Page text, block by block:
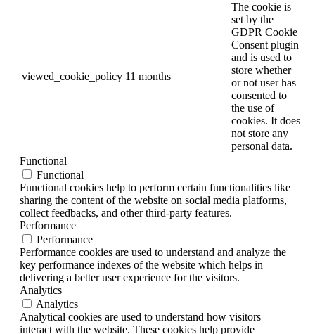
viewed_cookie_policy 11 months
The cookie is
set by the
GDPR Cookie
Consent plugin
and is used to
store whether
or not user has
consented to
the use of
cookies. It does
not store any
personal data.
Functional
Functional
Functional cookies help to perform certain functionalities like
sharing the content of the website on social media platforms,
collect feedbacks, and other third-party features.
Performance
Performance
Performance cookies are used to understand and analyze the
key performance indexes of the website which helps in
delivering a better user experience for the visitors.
Analytics
Analytics
Analytical cookies are used to understand how visitors
interact with the website. These cookies help provide